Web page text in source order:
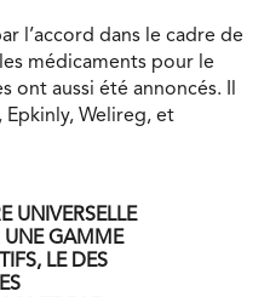
l’accord dans le cadre de
médicaments pour le
ont aussi été annoncés. Il
Epkinly, Welireg, et
UNIVERSELLE
UNE GAMME
LE DES